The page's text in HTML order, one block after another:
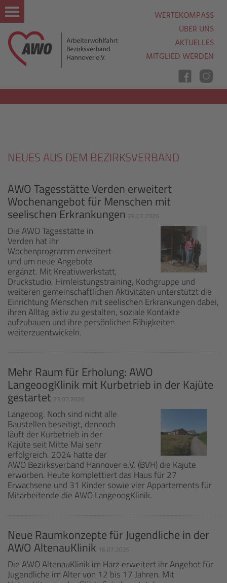
WERTEKOMPASS
ÜBER UNS
AKTUELLES
MITGLIED WERDEN
NEUES AUS DEM BEZIRKSVERBAND
AWO Tagesstätte Verden erweitert
Wochenangebot für Menschen mit
seelischen Erkrankungen 29.07.2026
Die AWO Tagesstätte in
Verden hat ihr
Wochenprogramm erweitert
und um neue Angebote
ergänzt. Mit Kreativwerkstatt,
Druckstudio, Hirnleistungstraining, Kochgruppe und
weiteren gemeinschaftlichen Aktivitäten unterstützt die
Einrichtung Menschen mit seelischen Erkrankungen dabei,
ihren Alltag aktiv zu gestalten, soziale Kontakte
aufzubauen und ihre persönlichen Fähigkeiten
weiterzuentwickeln.
Mehr Raum für Erholung: AWO
LangeoogKlinik mit Kurbetrieb in der Kajüte
gestartet 23.07.2026
Langeoog. Noch sind nicht alle
Baustellen beseitigt, dennoch
läuft der Kurbetrieb in der
Kajüte seit Mitte Mai sehr
erfolgreich. 2024 hatte der
AWO Bezirksverband Hannover e.V. (BVH) die Kajüte
erworben. Heute komplettiert das Haus für 27
Erwachsene und 31 Kinder sowie vier Appartements für
Mitarbeitende die AWO LangeoogKlinik.
Neue Raumkonzepte für Jugendliche in der
AWO AltenauKlinik 16.07.2026
Die AWO AltenauKlinik im Harz erweitert ihr Angebot für
Jugendliche im Alter von 12 bis 17 Jahren. Mit